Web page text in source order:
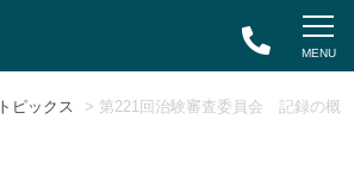
ピックス
> 第221回治験審査委員会 記録の概